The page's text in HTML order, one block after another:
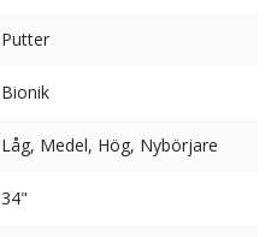
Putter
Bionik
Låg, Medel, Hög, Nybörjare
34"